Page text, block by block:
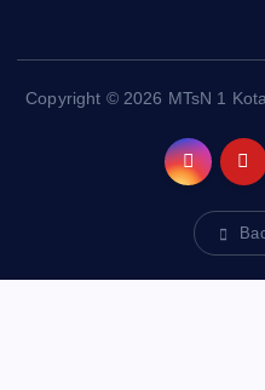
Copyright © 2026 MTsN 1